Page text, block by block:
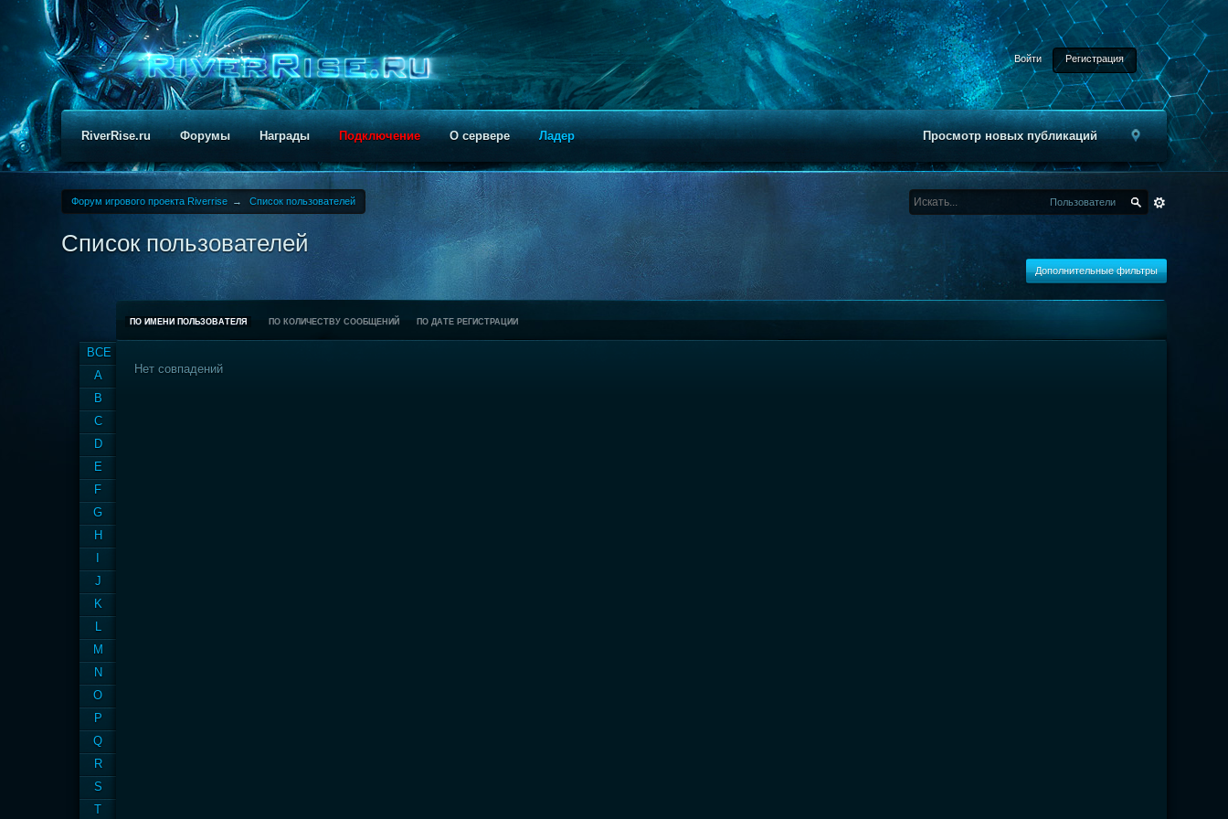
Войти Регистрация
Просмотр новых публикаций
RiverRise.ru Форумы Награды Подключение О сервере Ладер
Форум игрового проекта Riverrise → Список пользователей Пользователи
Список пользователей
Дополнительные фильтры
ВСЕ
A
B
C
D
E
F
G
H
J
K
L
M
N
O
P
Q
R
S
T
ПО ИМЕНИ ПОЛЬЗОВАТЕЛЯ ПО КОЛИЧЕСТВУ СООБЩЕНИЙ ПО ДАТЕ РЕГИСТРАЦИИ
Нет совпадений